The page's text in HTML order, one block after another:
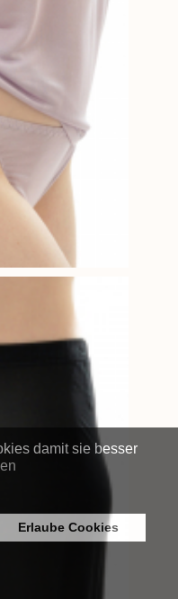
damit sie besser
Erlaube Cookies